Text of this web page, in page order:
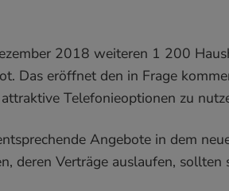
2018 weiteren 1 200
Das eröffnet den in Frage
Telefonieoptionen zu
Angebote in dem
deren Verträge auslaufen, sollten